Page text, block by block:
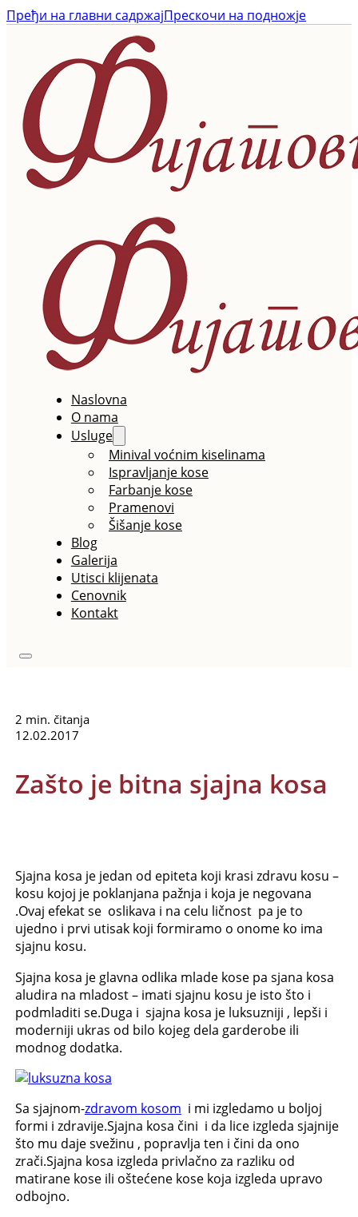
Пређи на главни садржајПрескочи на подножје
Naslovna
O nama
Usluge
Minival voćnim kiselinama
Ispravljanje kose
Farbanje kose
Pramenovi
Šišanje kose
Blog
Galerija
Utisci klijenata
Cenovnik
Kontakt
2 min. čitanja
12.02.2017
Zašto je bitna sjajna kosa
Sjajna kosa je jedan od epiteta koji krasi zdravu kosu –
kosu kojoj je poklanjana pažnja i koja je negovana
.Ovaj efekat se oslikava i na celu ličnost pa je to
ujedno i prvi utisak koji formiramo o onome ko ima
sjajnu kosu.
Sjajna kosa je glavna odlika mlade kose pa sjana kosa
aludira na mladost – imati sjajnu kosu je isto što i
podmladiti se.Duga i sjajna kosa je luksuzniji , lepši i
moderniji ukras od bilo kojeg dela garderobe ili
modnog dodatka.
Sa sjajnom-zdravom kosom i mi izgledamo u boljoj
formi i zdravije.Sjajna kosa čini i da lice izgleda sjajnije
što mu daje svežinu , popravlja ten i čini da ono
zrači.Sjajna kosa izgleda privlačno za razliku od
matirane kose ili oštećene kose koja izgleda upravo
odbojno.